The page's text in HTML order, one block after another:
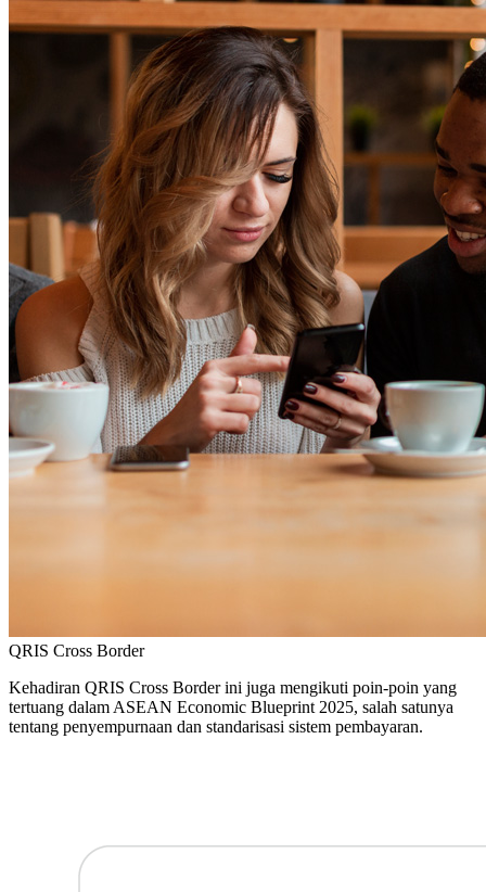
QRIS Cross Border
Kehadiran QRIS Cross Border ini juga mengikuti poin-poin yang
tertuang dalam ASEAN Economic Blueprint 2025, salah satunya
tentang penyempurnaan dan standarisasi sistem pembayaran.